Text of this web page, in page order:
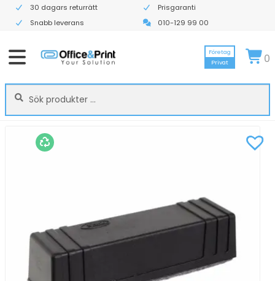
30 dagars returrätt
Prisgaranti
Snabb leverans
010-129 99 00
Sök
efter:
Sök
Företag
Privat
0